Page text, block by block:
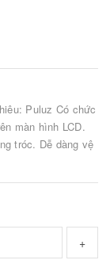
Puluz Có chức
màn hình LCD.
tróc. Dễ dàng vệ
+